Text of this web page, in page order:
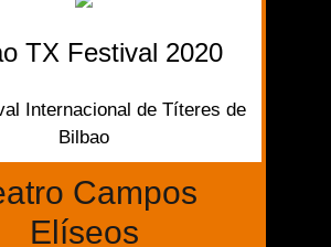
TX Festival 2020
Internacional de Títeres de
Bilbao
Campos
Elíseos